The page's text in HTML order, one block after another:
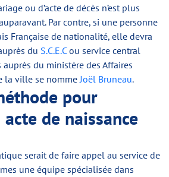
ou d’acte de décès n’est plus
Par contre, si une personne
Française de nationalité, elle devra
du S.C.E.Cou service central
auprès du ministère des Affaires
la ville se nommeJoël Bruneau.
pour
de naissance
serait de faire appel au service de
une équipe spécialisée dans